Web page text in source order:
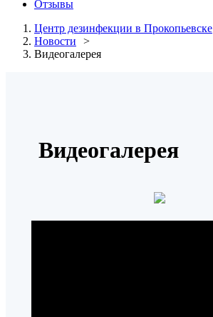
Отзывы
Центр дезинфекции в Прокопьевске
Новости
Видеогалерея
Видеогалерея